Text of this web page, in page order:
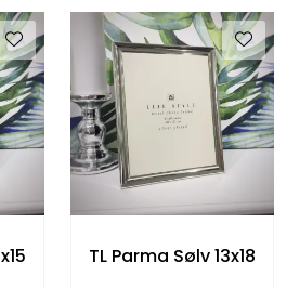
TL Parma Sølv 13x18
innramming